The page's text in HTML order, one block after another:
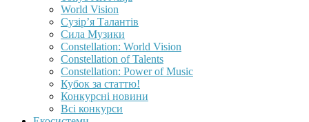
World Vision
Сузір’я Талантів
Сила Музики
Constellation: World Vision
Constellation of Talents
Constellation: Power of Music
Кубок за статтю!
Конкурсні новини
Всі конкурси